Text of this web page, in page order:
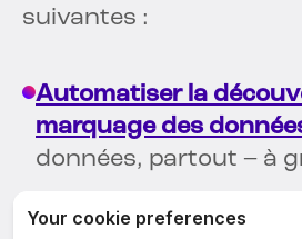
suivantes :
Automatiser la
marquage des
données, partout – à
Transformer la gestion